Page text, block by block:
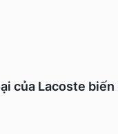
của Lacoste biến